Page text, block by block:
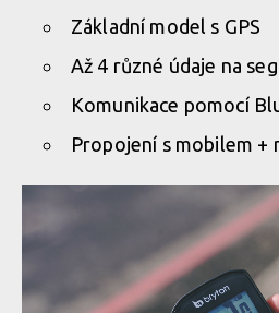
Základní model s GPS
Až 4 různé údaje na
Komunikace pomocí
Propojení s mobilem +